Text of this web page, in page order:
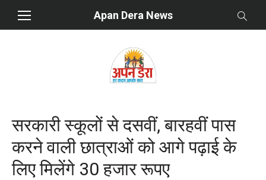
Apan Dera News
सरकारी स्कूलों से दसवीं, बारहवीं पास
करने वाली छात्राओं को आगे पढ़ाई के
लिए मिलेंगे 30 हजार रूपए